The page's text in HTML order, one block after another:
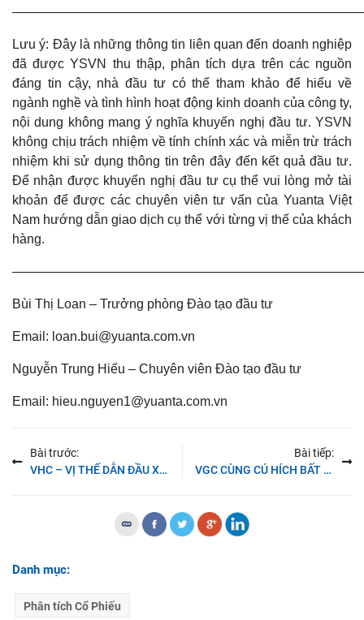
Lưu ý: Đây là những thông tin liên quan đến doanh nghiệp
đã được YSVN thu thập, phân tích dựa trên các nguồn
đáng tin cậy, nhà đầu tư có thể tham khảo để hiểu về
ngành nghề và tình hình hoạt động kinh doanh của công ty,
nội dung không mang ý nghĩa khuyến nghị đầu tư. YSVN
không chịu trách nhiệm về tính chính xác và miễn trừ trách
nhiệm khi sử dụng thông tin trên đây đến kết quả đầu tư.
Để nhận được khuyến nghị đầu tư cụ thể vui lòng mở tài
khoản để được các chuyên viên tư vấn của Yuanta Việt
Nam hướng dẫn giao dịch cụ thể với từng vị thế của khách
hàng.
Bùi Thị Loan – Trưởng phòng Đào tạo đầu tư
Email: loan.bui@yuanta.com.vn
Nguyễn Trung Hiếu – Chuyên viên Đào tạo đầu tư
Email: hieu.nguyen1@yuanta.com.vn
Bài trước:
VHC – VỊ THẾ DẪN ĐẦU XUẤT KHẨU CÁ TRA
Bài tiếp:
VGC CÙNG CÚ HÍCH BẤT ĐỘNG SẢN KHU CÔNG NGHIỆP
Danh mục:
Phân tích Cổ Phiếu